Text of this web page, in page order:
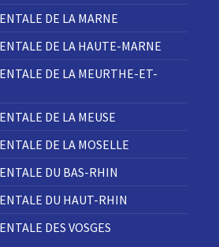
DE LA MARNE
DE LA HAUTE-MARNE
DE LA MEURTHE-ET-
DE LA MEUSE
DE LA MOSELLE
DU BAS-RHIN
DU HAUT-RHIN
DES VOSGES